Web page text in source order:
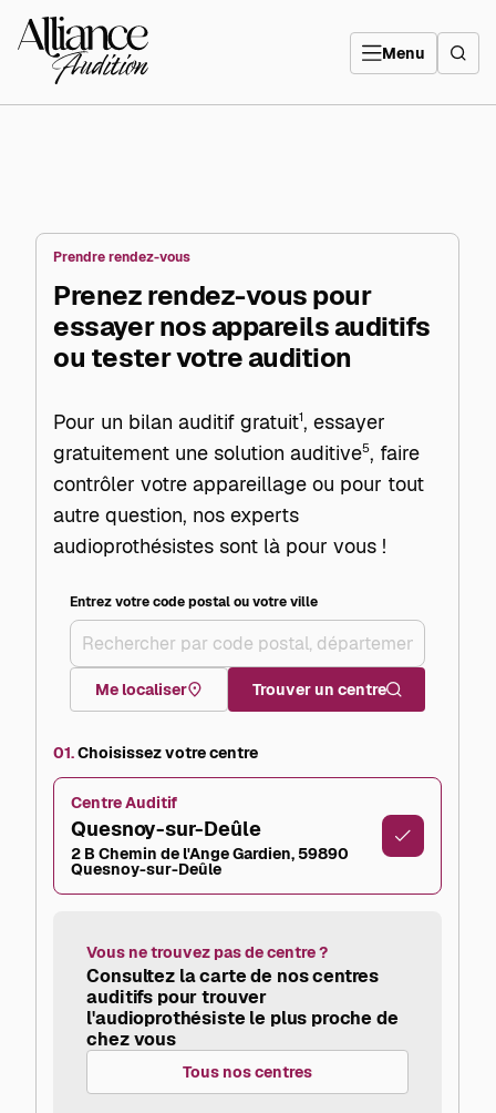
directement
contenu
Menu
Prendre rendez-vous
Prenez rendez-vous pour
essayer nos appareils auditifs
ou tester votre audition
Pour un bilan auditif gratuit1, essayer
gratuitement une solution auditive5, faire
contrôler votre appareillage ou pour tout
autre question, nos experts
audioprothésistes sont là pour vous !
Entrez votre code postal ou votre ville
Me localiser Trouver un centre
01.Choisissez votre centre
Centre Auditif
Quesnoy-sur-Deûle
2 B Chemin de l'Ange Gardien, 59890
Quesnoy-sur-Deûle
Vous ne trouvez pas de centre ?
Consultez la carte de nos centres
auditifs pour trouver
l'audioprothésiste le plus proche de
chez vous
Tous nos centres